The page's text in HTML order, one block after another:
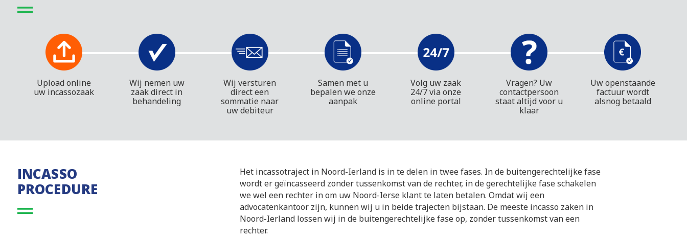
Upload online
uw incassozaak
Wij nemen uw
zaak direct in
behandeling
Wij versturen
direct een
sommatie naar
uw debiteur
Samen met u
bepalen we onze
aanpak
Volg uw zaak
24/7 via onze
online portal
Vragen? Uw
contactpersoon
staat altijd voor u
klaar
Uw openstaande
factuur wordt
alsnog betaald
INCASSO
PROCEDURE
Het incassotraject in Noord-Ierland is in te delen in twee fases. In de buitengerechtelijke fase
wordt er geïncasseerd zonder tussenkomst van de rechter, in de gerechtelijke fase schakelen
we wel een rechter in om uw Noord-Ierse klant te laten betalen. Omdat wij een
advocatenkantoor zijn, kunnen wij u in beide trajecten bijstaan. De meeste incasso zaken in
Noord-Ierland lossen wij in de buitengerechtelijke fase op, zonder tussenkomst van een
rechter.